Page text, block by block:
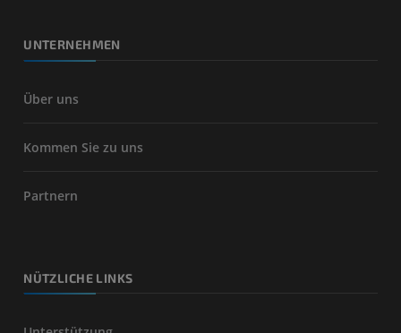
UNTERNEHMEN
Über uns
Kommen Sie zu uns
Partnern
NÜTZLICHE LINKS